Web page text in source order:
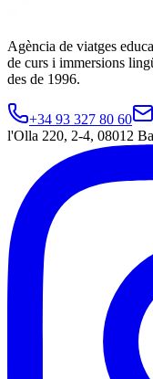
Agència de viatges
de curs i immersions
des de 1996.
+34 93 327 80 60
l'Olla 220, 2-4, 08012